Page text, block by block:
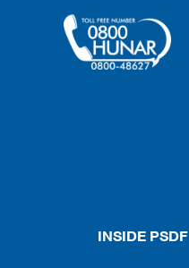
INSIDE PSDF